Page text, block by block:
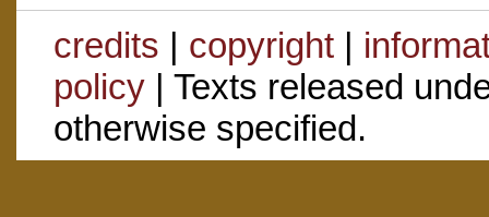
credits | copyright|
policy| Texts released
otherwise specified.